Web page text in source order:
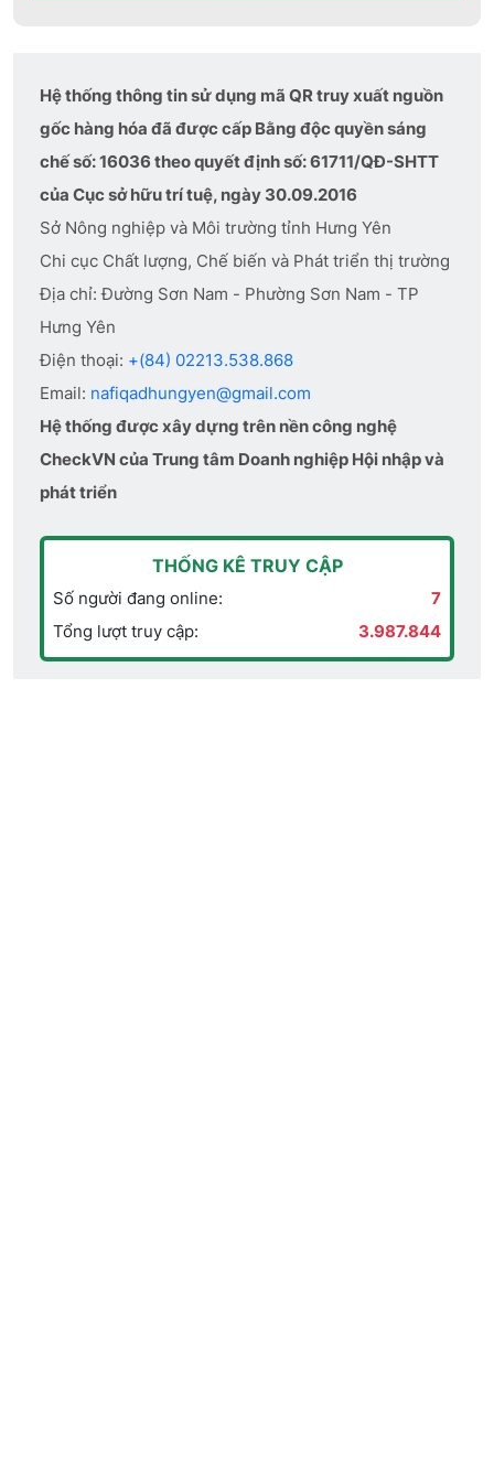
Hệ thống thông tin sử dụng mã QR truy xuất nguồn
gốc hàng hóa đã được cấp Bằng độc quyền sáng
chế số: 16036 theo quyết định số: 61711/QĐ-SHTT
của Cục sở hữu trí tuệ, ngày 30.09.2016
Sở Nông nghiệp và Môi trường tỉnh Hưng Yên
Chi cục Chất lượng, Chế biến và Phát triển thị trường
Địa chỉ: Đường Sơn Nam - Phường Sơn Nam - TP
Hưng Yên
Điện thoại: +(84) 02213.538.868
Email: nafiqadhungyen@gmail.com
Hệ thống được xây dựng trên nền công nghệ
CheckVN của Trung tâm Doanh nghiệp Hội nhập và
phát triển
THỐNG KÊ TRUY CẬP
Số người đang online:
7
Tổng lượt truy cập:
3.987.844